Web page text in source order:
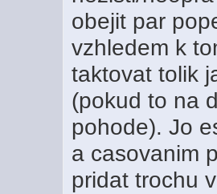
obejit par
vzhledem k
taktovat tolik
(pokud to na
pohode). Jo
a casovanim
pridat trochu